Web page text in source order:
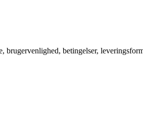
brugervenlighed, betingelser,